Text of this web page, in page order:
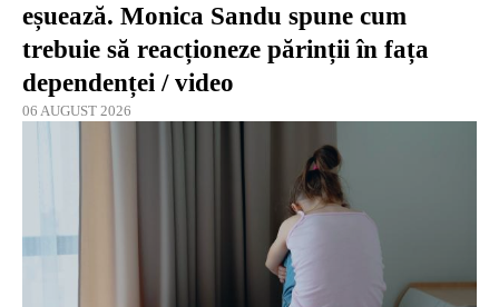
eșuează. Monica Sandu spune cum
trebuie să reacționeze părinții în fața
dependenței / video
06 AUGUST 2026